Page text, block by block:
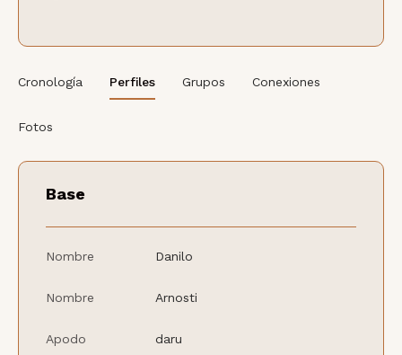
Cronología Perfiles Grupos Conexiones
Fotos
Base
Nombre Danilo
Nombre Arnosti
Apodo daru